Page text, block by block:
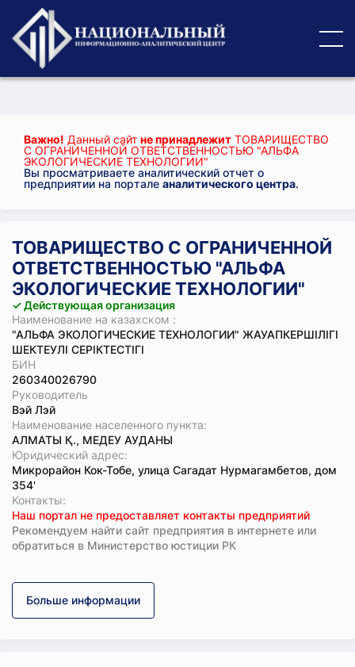
Важно! Данный сайт не принадлежит ТОВАРИЩЕСТВО
С ОГРАНИЧЕННОЙ ОТВЕТСТВЕННОСТЬЮ "АЛЬФА
ЭКОЛОГИЧЕСКИЕ ТЕХНОЛОГИИ"
Вы просматриваете аналитический отчет о
предприятии на портале аналитического центра.
ТОВАРИЩЕСТВО С ОГРАНИЧЕННОЙ
ОТВЕТСТВЕННОСТЬЮ "АЛЬФА
ЭКОЛОГИЧЕСКИЕ ТЕХНОЛОГИИ"
✓ Действующая организация
Наименование на казахском :
"АЛЬФА ЭКОЛОГИЧЕСКИЕ ТЕХНОЛОГИИ" ЖАУАПКЕРШІЛІГІ
ШЕКТЕУЛІ СЕРІКТЕСТІГІ
БИН
260340026790
Руководитель
Вэй Лэй
Наименование населенного пункта:
АЛМАТЫ Қ., МЕДЕУ АУДАНЫ
Юридический адрес:
Микрорайон Кок-Тобе, улица Сагадат Нурмагамбетов, дом
354'
Koнтaкты:
Наш портал не предоставляет контакты предприятий
Рекомендуем найти сайт предприятия в интернете или
обратиться в Министерство юстиции РК
Больше информации